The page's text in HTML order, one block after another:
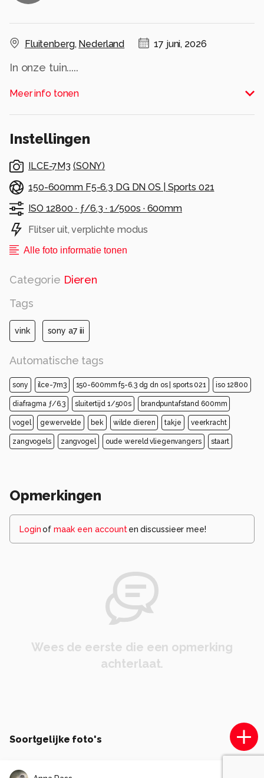
Fluitenberg, Nederland 17 juni, 2026
In onze tuin.....
Alle rechten voorbehouden
Meer info tonen
Instellingen
ILCE-7M3 (SONY)
150-600mm F5-6.3 DG DN OS | Sports 021
ISO 12800 · ƒ/6.3 · 1/500s · 600mm
Flitser uit, verplichte modus
Alle foto informatie tonen
Categorie Dieren
Tags
vink sony a7 iii
Automatische tags
sony ilce-7m3 150-600mm f5-6.3 dg dn os | sports 021 iso 12800
diafragma ƒ/6.3 sluitertijd 1/500s brandpuntafstand 600mm
vogel gewervelde bek wilde dieren takje veerkracht
zangvogels zangvogel oude wereld vliegenvangers staart
Opmerkingen
Loginof maak een account en discussieer mee!
Wees de eerste die een opmerking
achterlaat.
Soortgelijke foto's